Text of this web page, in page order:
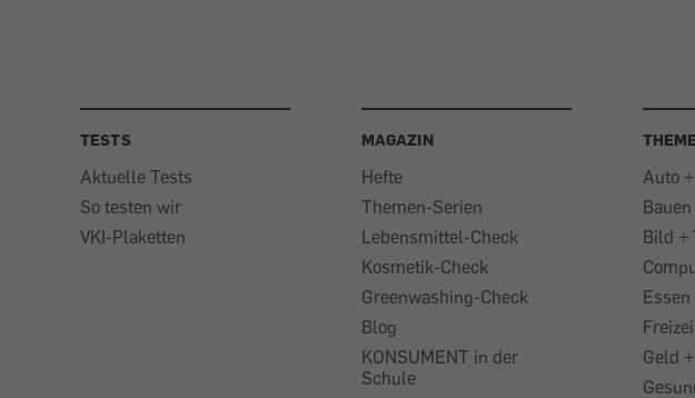
TESTS
Aktuelle Tests
So testen wir
VKI-Plaketten
MAGAZIN
Hefte
Themen-Serien
Lebensmittel-Check
Kosmetik-Check
Greenwashing-Check
Blog
KONSUMENT in der
Schule
Auto
Bild +
Geld